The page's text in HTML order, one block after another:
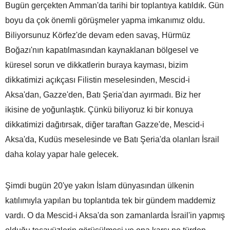
Bugün gerçekten Amman'da tarihi bir toplantıya katıldık. Gün
boyu da çok önemli görüşmeler yapma imkanımız oldu.
Biliyorsunuz Körfez'de devam eden savaş, Hürmüz
Boğazı'nın kapatılmasından kaynaklanan bölgesel ve
küresel sorun ve dikkatlerin buraya kayması, bizim
dikkatimizi açıkçası Filistin meselesinden, Mescid-i
Aksa'dan, Gazze'den, Batı Şeria'dan ayırmadı. Biz her
ikisine de yoğunlaştık. Çünkü biliyoruz ki bir konuya
dikkatimizi dağıtırsak, diğer taraftan Gazze'de, Mescid-i
Aksa'da, Kudüs meselesinde ve Batı Şeria'da olanları İsrail
daha kolay yapar hale gelecek.
Şimdi bugün 20'ye yakın İslam dünyasından ülkenin
katılımıyla yapılan bu toplantıda tek bir gündem maddemiz
vardı. O da Mescid-i Aksa'da son zamanlarda İsrail'in yapmış